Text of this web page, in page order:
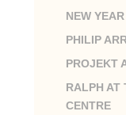
NEW YEAR
PHILIP
PROJEKT
RALPH AT
CENTRE